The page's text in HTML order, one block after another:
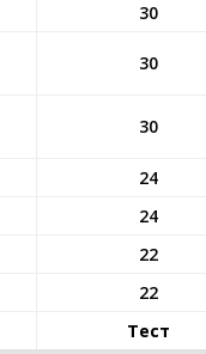
30
30
30
24
24
22
22
Тест